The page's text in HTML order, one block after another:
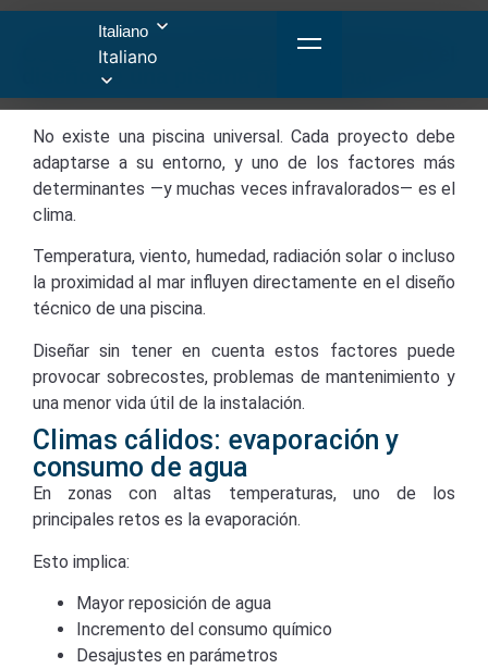
Italiano
Italiano
Cómo influye la ubicación y el clima en el
diseño de una piscina profesional
No existe una piscina universal. Cada proyecto debe
adaptarse a su entorno, y uno de los factores más
determinantes —y muchas veces infravalorados— es el
clima.
Temperatura, viento, humedad, radiación solar o incluso
la proximidad al mar influyen directamente en el diseño
técnico de una piscina.
Diseñar sin tener en cuenta estos factores puede
provocar sobrecostes, problemas de mantenimiento y
una menor vida útil de la instalación.
Climas cálidos: evaporación y
consumo de agua
En zonas con altas temperaturas, uno de los
principales retos es la evaporación.
Esto implica:
Mayor reposición de agua
Incremento del consumo químico
Desajustes en parámetros